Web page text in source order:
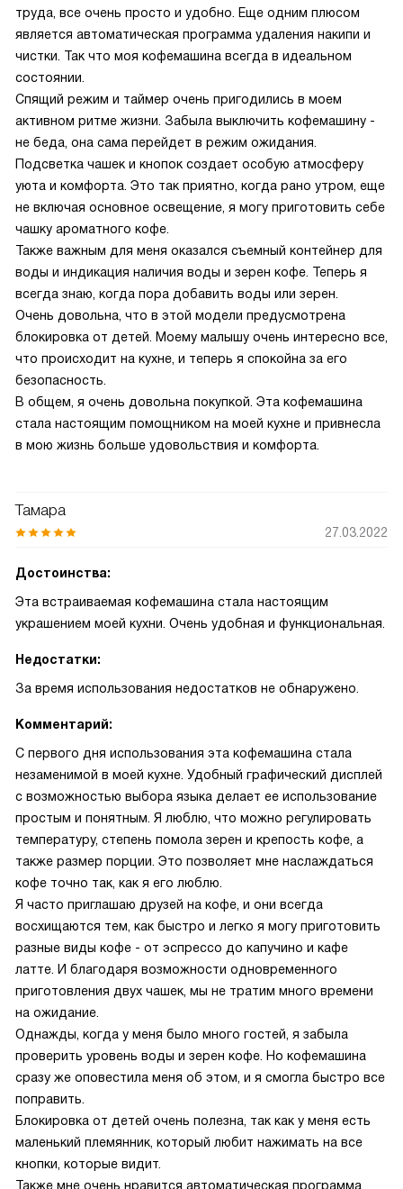
труда, все очень просто и удобно. Еще одним плюсом
является автоматическая программа удаления накипи и
чистки. Так что моя кофемашина всегда в идеальном
состоянии.
Спящий режим и таймер очень пригодились в моем
активном ритме жизни. Забыла выключить кофемашину -
не беда, она сама перейдет в режим ожидания.
Подсветка чашек и кнопок создает особую атмосферу
уюта и комфорта. Это так приятно, когда рано утром, еще
не включая основное освещение, я могу приготовить себе
чашку ароматного кофе.
Также важным для меня оказался съемный контейнер для
воды и индикация наличия воды и зерен кофе. Теперь я
всегда знаю, когда пора добавить воды или зерен.
Очень довольна, что в этой модели предусмотрена
блокировка от детей. Моему малышу очень интересно все,
что происходит на кухне, и теперь я спокойна за его
безопасность.
В общем, я очень довольна покупкой. Эта кофемашина
стала настоящим помощником на моей кухне и привнесла
в мою жизнь больше удовольствия и комфорта.
Тамара
27.03.2022
Достоинства:
Эта встраиваемая кофемашина стала настоящим
украшением моей кухни. Очень удобная и функциональная.
Недостатки:
За время использования недостатков не обнаружено.
Комментарий:
С первого дня использования эта кофемашина стала
незаменимой в моей кухне. Удобный графический дисплей
с возможностью выбора языка делает ее использование
простым и понятным. Я люблю, что можно регулировать
температуру, степень помола зерен и крепость кофе, а
также размер порции. Это позволяет мне наслаждаться
кофе точно так, как я его люблю.
Я часто приглашаю друзей на кофе, и они всегда
восхищаются тем, как быстро и легко я могу приготовить
разные виды кофе - от эспрессо до капучино и кафе
латте. И благодаря возможности одновременного
приготовления двух чашек, мы не тратим много времени
на ожидание.
Однажды, когда у меня было много гостей, я забыла
проверить уровень воды и зерен кофе. Но кофемашина
сразу же оповестила меня об этом, и я смогла быстро все
поправить.
Блокировка от детей очень полезна, так как у меня есть
маленький племянник, который любит нажимать на все
кнопки, которые видит.
Также мне очень нравится автоматическая программа